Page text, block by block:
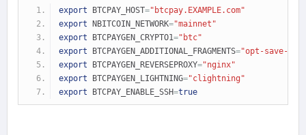
export BTCPAY_HOST="btcpay.EXAMPLE.com"
export NBITCOIN_NETWORK="mainnet"
export BTCPAYGEN_CRYPTO1="btc"
export BTCPAYGEN_ADDITIONAL_FRAGMENTS="opt-save-
export BTCPAYGEN_REVERSEPROXY="nginx"
export BTCPAYGEN_LIGHTNING="clightning"
export BTCPAY_ENABLE_SSH=true